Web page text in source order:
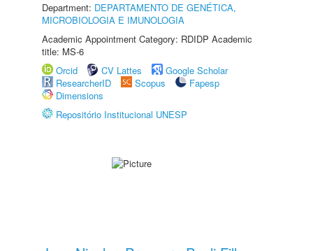
Department: DEPARTAMENTO DE GENÉTICA,
MICROBIOLOGIA E IMUNOLOGIA
Academic Appointment Category: RDIDP Academic
title: MS-6
Orcid
CV Lattes
Google Scholar
ResearcherID
Scopus
Fapesp
Dimensions
Repositório Institucional UNESP